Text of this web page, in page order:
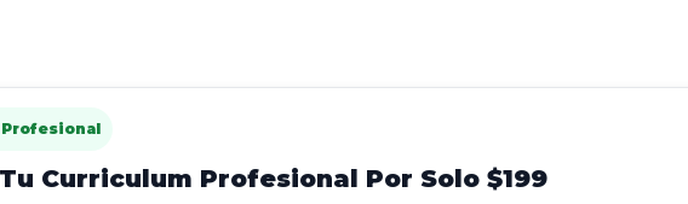
Curriculum Profesional Por Solo $199